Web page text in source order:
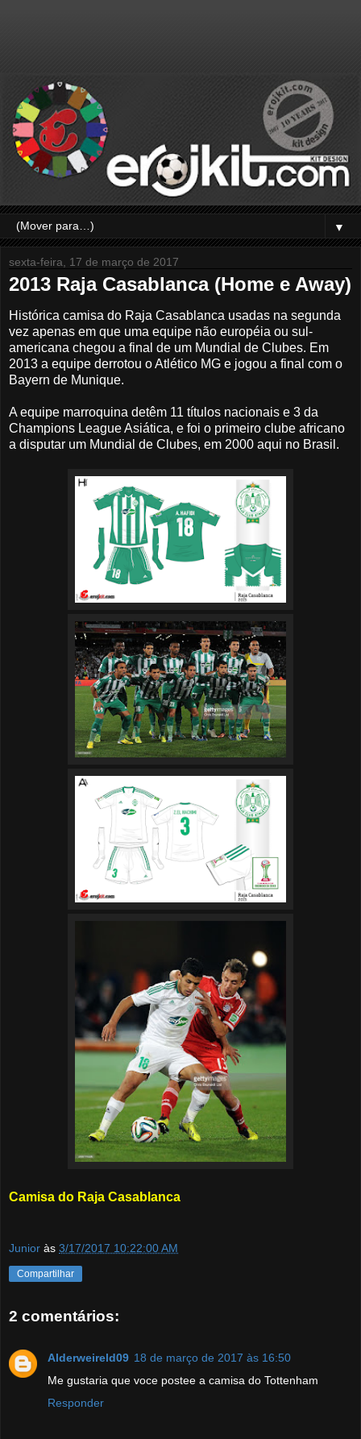
▼
sexta-feira, 17 de março de 2017
2013 Raja Casablanca (Home e Away)
Histórica camisa do Raja Casablanca usadas na segunda
vez apenas em que uma equipe não européia ou sul-
americana chegou a final de um Mundial de Clubes. Em
2013 a equipe derrotou o Atlético MG e jogou a final com o
Bayern de Munique.
A equipe marroquina detêm 11 títulos nacionais e 3 da
Champions League Asiática, e foi o primeiro clube africano
a disputar um Mundial de Clubes, em 2000 aqui no Brasil.
Camisa do Raja Casablanca
Junior às 3/17/2017 10:22:00 AM
Compartilhar
2 comentários:
Alderweireld09 18 de março de 2017 às 16:50
Me gustaria que voce postee a camisa do Tottenham
Responder